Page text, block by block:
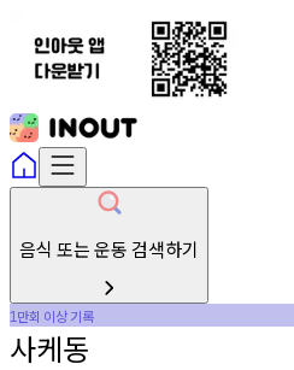
음식 또는 운동 검색하기
1만회 이상기록
사케동